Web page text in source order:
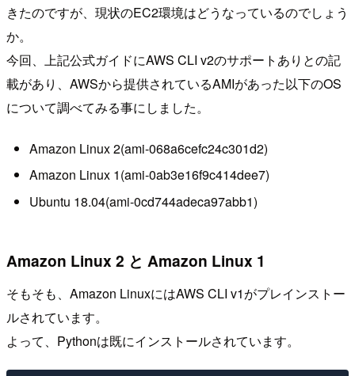
きたのですが、現状のEC2環境はどうなっているのでしょう
か。
今回、上記公式ガイドにAWS CLI v2のサポートありとの記
載があり、AWSから提供されているAMIがあった以下のOS
について調べてみる事にしました。
Amazon Linux 2(ami-068a6cefc24c301d2)
Amazon Linux 1(ami-0ab3e16f9c414dee7)
Ubuntu 18.04(ami-0cd744adeca97abb1)
Amazon Linux 2 と Amazon Linux 1
そもそも、Amazon LinuxにはAWS CLI v1がプレインストー
ルされています。
よって、Pythonは既にインストールされています。